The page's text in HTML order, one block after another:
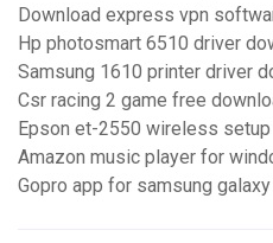
Download express vpn
Hp photosmart 6510 driver
Samsung 1610 printer driver
Csr racing 2 game free
Epson et-2550 wireless setup
Amazon music player for
Gopro app for samsung